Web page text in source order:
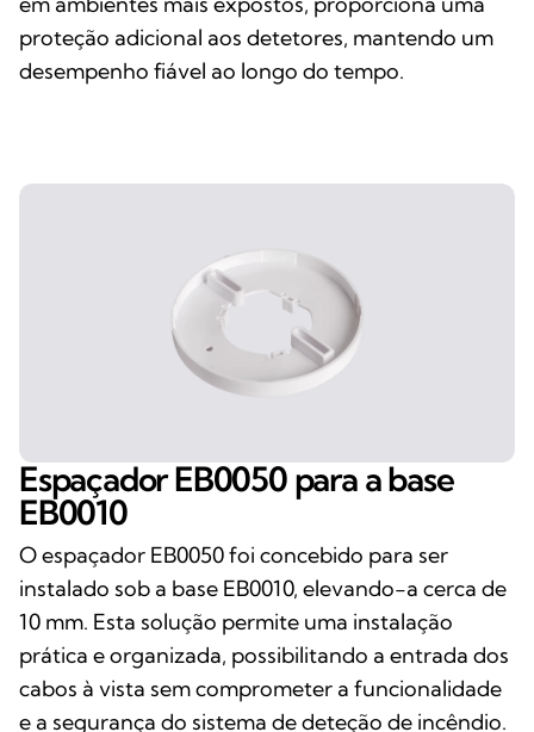
proteção adicional aos detetores, mantendo um
desempenho fiável ao longo do tempo.
Espaçador EB0050 para a base
EB0010
O espaçador EB0050 foi concebido para ser
instalado sob a base EB0010, elevando-a cerca de
10 mm. Esta solução permite uma instalação
prática e organizada, possibilitando a entrada dos
cabos à vista sem comprometer a funcionalidade
e a segurança do sistema de deteção de incêndio.